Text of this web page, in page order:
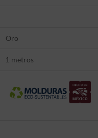
Oro
1 metros